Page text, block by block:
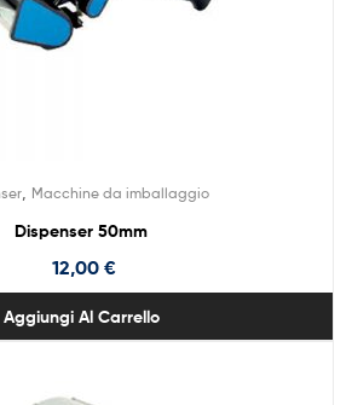
Macchine da imballaggio
Dispenser 50mm
12,00 €
Aggiungi Al Carrello